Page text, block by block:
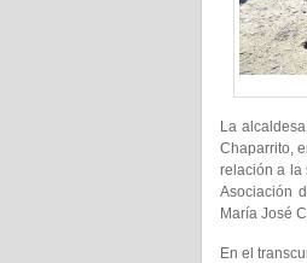
La
Chaparrito,
relación a la
Asociación
María José
En el